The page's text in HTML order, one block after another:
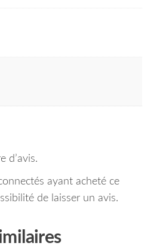
d’avis.
ayant acheté ce
de laisser un avis.